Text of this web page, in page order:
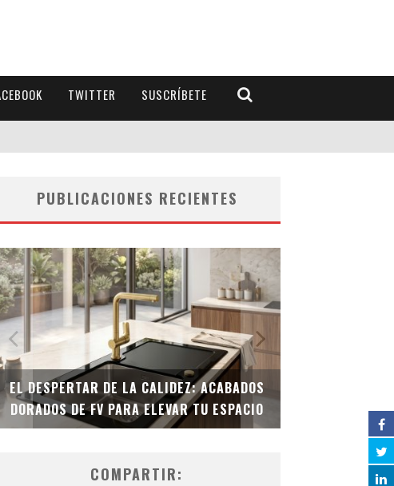
TWITTER SUSCRÍBETE
PUBLICACIONES RECIENTES
EL DESPERTAR DE LA CALIDEZ: ACABADOS
DORADOS DE FV PARA ELEVAR TU ESPACIO
EL INODORO
COMPARTIR: